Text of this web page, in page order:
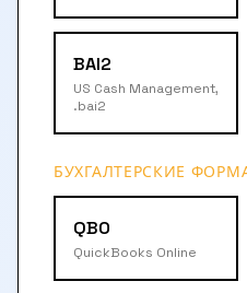
BAI2
US Cash Management,
.bai2
БУХГАЛТЕРСКИЕ
QBO
QuickBooks Online